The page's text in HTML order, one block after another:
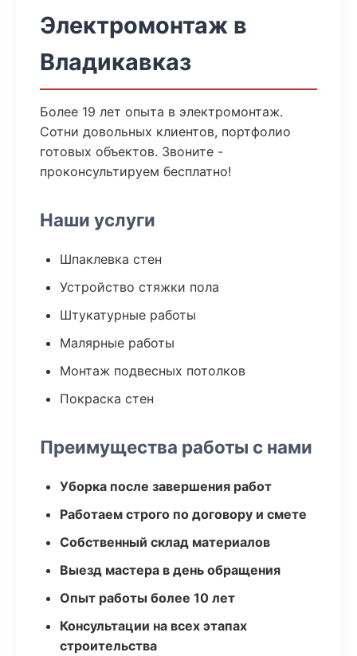
Электромонтаж в
Владикавказ
Более 19 лет опыта в электромонтаж.
Сотни довольных клиентов, портфолио
готовых объектов. Звоните -
проконсультируем бесплатно!
Наши услуги
Шпаклевка стен
Устройство стяжки пола
Штукатурные работы
Малярные работы
Монтаж подвесных потолков
Покраска стен
Преимущества работы с нами
Уборка после завершения работ
Работаем строго по договору и смете
Собственный склад материалов
Выезд мастера в день обращения
Опыт работы более 10 лет
Консультации на всех этапах
строительства